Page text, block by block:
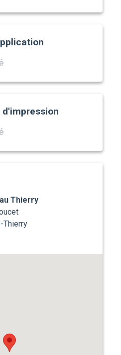
Thierry
Thierry